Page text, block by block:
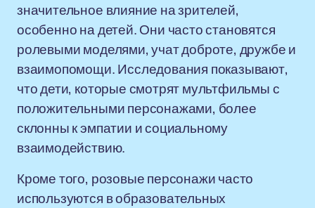
значительное влияние на зрителей,
особенно на детей. Они часто становятся
ролевыми моделями, учат доброте, дружбе и
взаимопомощи. Исследования показывают,
что дети, которые смотрят мультфильмы с
положительными персонажами, более
склонны к эмпатии и социальному
взаимодействию.
Кроме того, розовые персонажи часто
используются в образовательных